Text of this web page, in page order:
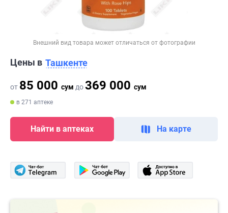
Внешний вид товара может отличаться от фотографии
Цены в Ташкенте
от 85 000 сум до369 000 сум
в 271 аптеке
Найти в аптеках На карте